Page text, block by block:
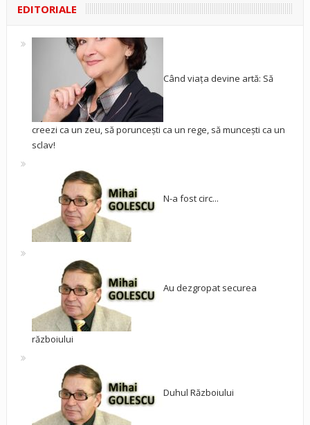
EDITORIALE
Când viața devine artă: Să
creezi ca un zeu, să poruncești ca un rege, să muncești ca un
sclav!
N-a fost circ...
Au dezgropat securea
războiului
Duhul Războiului